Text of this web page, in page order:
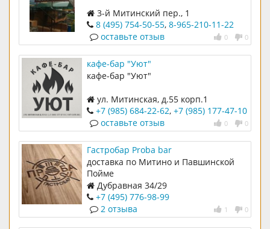
3-й Митинский пер., 1
8 (495) 754-50-55, 8-965-210-11-22
0 0
оставьте отзыв
кафе-бар "Уют"
кафе-бар "Уют"
ул. Митинская, д.55 корп.1
+7 (985) 684-22-62, +7 (985) 177-47-10
0 0
оставьте отзыв
Гастробар Proba bar
доставка по Митино и Павшинской
Пойме
Дубравная 34/29
+7 (495) 776-98-99
1 0
2 отзыва